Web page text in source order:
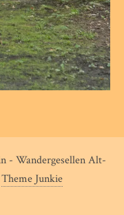
- Wandergesellen Alt-
Theme Junkie